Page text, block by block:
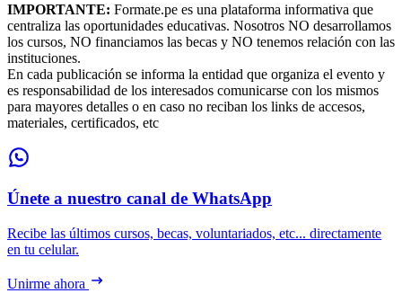
IMPORTANTE: Formate.pe es una plataforma informativa que
centraliza las oportunidades educativas. Nosotros NO desarrollamos
los cursos, NO financiamos las becas y NO tenemos relación con las
instituciones.
En cada publicación se informa la entidad que organiza el evento y
es responsabilidad de los interesados comunicarse con los mismos
para mayores detalles o en caso no reciban los links de accesos,
materiales, certificados, etc
Únete a nuestro canal de WhatsApp
Recibe las últimos cursos, becas, voluntariados, etc... directamente
en tu celular.
Unirme ahora